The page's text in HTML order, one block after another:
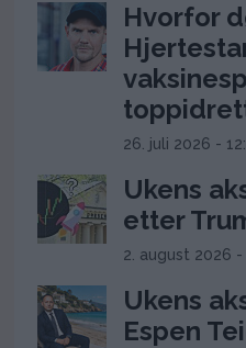
Hvorfor
26. juli 2026 -
Ukens
etter
2. august 2026 -
Ukens
Espen